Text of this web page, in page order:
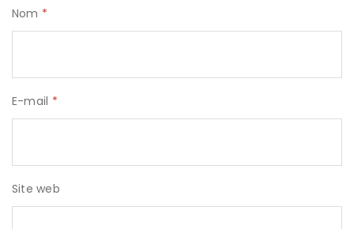
Nom *
E-mail *
Site web